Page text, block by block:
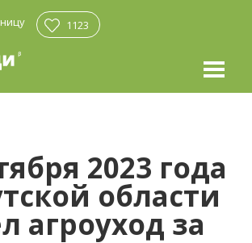
1123
2023 года
области
агроуход за